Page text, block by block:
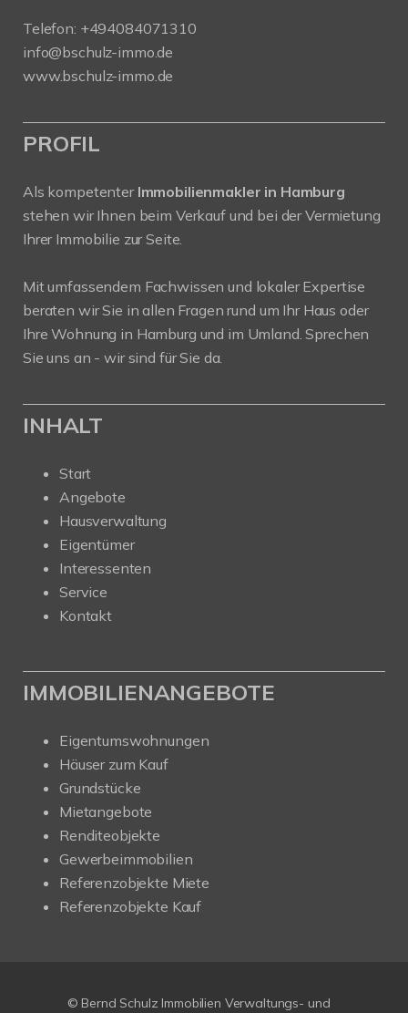
Telefon: +494084071310
info@bschulz-immo.de
www.bschulz-immo.de
PROFIL
Als kompetenter Immobilienmakler in Hamburg
stehen wir Ihnen beim Verkauf und bei der Vermietung
Ihrer Immobilie zur Seite.
Mit umfassendem Fachwissen und lokaler Expertise
beraten wir Sie in allen Fragen rund um Ihr Haus oder
Ihre Wohnung in Hamburg und im Umland. Sprechen
Sie uns an - wir sind für Sie da.
INHALT
Start
Angebote
Hausverwaltung
Eigentümer
Interessenten
Service
Kontakt
IMMOBILIENANGEBOTE
Eigentumswohnungen
Häuser zum Kauf
Grundstücke
Mietangebote
Renditeobjekte
Gewerbeimmobilien
Referenzobjekte Miete
Referenzobjekte Kauf
© Bernd Schulz Immobilien Verwaltungs- und